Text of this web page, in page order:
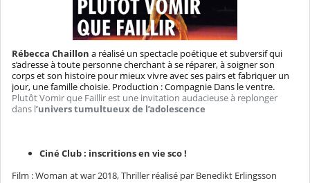
Rébecca Chaillon a réalisé un spectacle poétique et subversif qui
s’adresse à toute personne cherchant à se réparer, à soigner son
corps et son histoire pour mieux vivre avec ses pairs et fabriquer un
jour, une famille choisie. Production : Compagnie Dans le ventre.
Plutôt Vomir que Faillir est une invitation audacieuse à replonger
dans l’univers tumultueux de l’adolescence
Ciné Club : inscritions en vie sco !
Film : Woman at war 2018, Thriller réalisé par Benedikt Erlingsson